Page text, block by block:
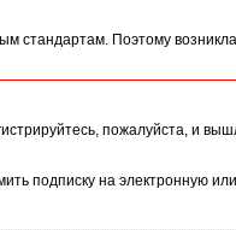
стандартам. Поэтому
пожалуйста, и
подписку на электронную